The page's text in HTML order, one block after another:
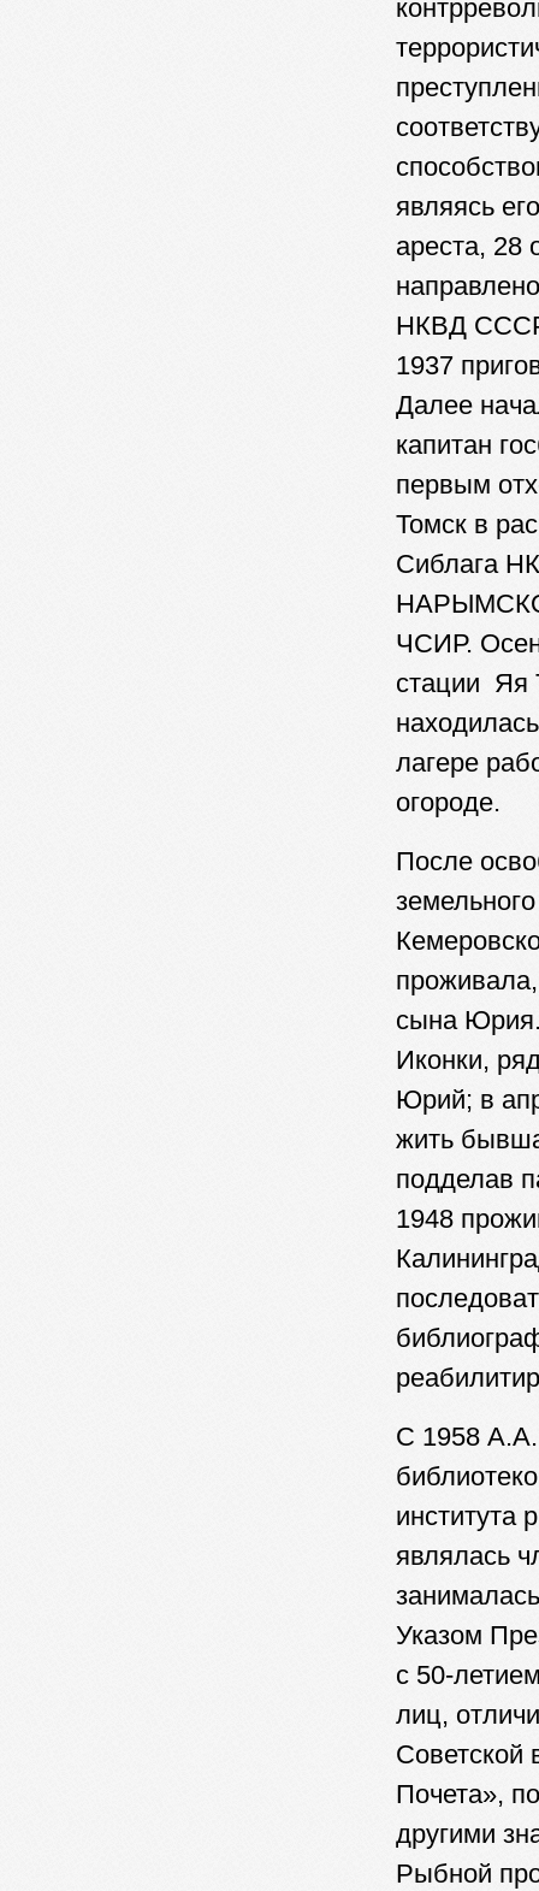
являясь
ареста, 28
НКВД
1937
Далее
капитан
первым
Томск в
Сиблага
ЧСИР.
стации Яя
лагере
После
сына Юрия.
Иконки,
Юрий; в
жить
подделав
1948
С 1958
института
являлась
Указом
с 50-
лиц,
Советской
Почета»,
другими
Рыбной